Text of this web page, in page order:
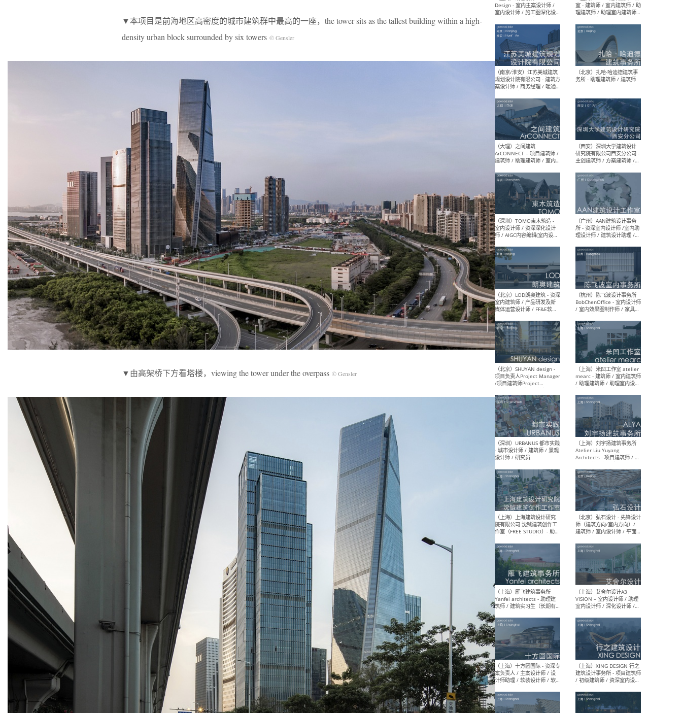
▼本项目是前海地区高密度的城市建筑群中最高的一座，the tower sits as the tallest building within a high-
density urban block surrounded by six towers © Gensler
▼由高架桥下方看塔楼，viewing the tower under the overpass © Gensler
（北京）MAD建筑事务所 -
商务拓展 / 媒体专员/经理 /
设计实习生 / 建筑设计师
（应届）/ 建筑设计师（方案
设计）/ 建筑设计师（施工
图）/ 结构设计师 / 给排水设
计师
（上海）或者设计 OR
Design - 室内主案设计师 /
室内设计师 / 施工图深化设
计师 / 室内设计助理 / 新媒
体运营
（南京/淮安）江苏美城建筑
规划设计院有限公司 - 建筑方
案设计师 / 商务经理 / 暖通
设计师 / 造价工程师
（大理）之间建筑
ArCONNECT – 项目建筑师 /
建筑师 / 助理建筑师 / 室内
设计师 / 实习生
（深圳）TOMO東木筑造 -
室内设计师 / 资深深化设计
师 / AIGC内容编辑(室内设计
方向) / 照明设计师 / 软装设
计师
（北京）LOD朗奥建筑 - 资深
室内建筑师 / 产品研发及新
设计师 / 深化设计师 / 实习
（北京）SHUYAN design -
项目负责人Project Manager
/项目建筑师Project
Architect / 助理建筑师
Assistant Architect / 创始
人助理Founder's Assistant
/ 实习生Intern
（深圳）URBANUS 都市实践
- 城市设计师 / 建筑师 / 景观